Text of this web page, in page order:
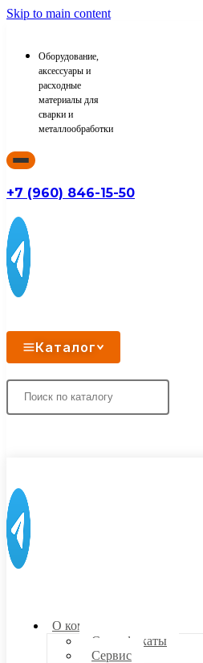
Skip to main content
Оборудование,
аксессуары и
расходные
материалы для
сварки и
металлообработки
+7 (960) 846-15-50
Каталог
О компании
Сертификаты
Сервис